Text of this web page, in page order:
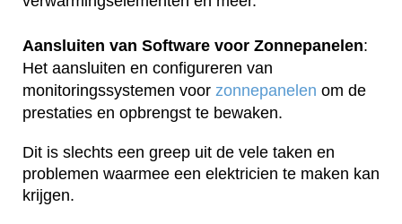
Aansluiten van Software voor Zonnepanelen:
Het aansluiten en configureren van
monitoringssystemen voor zonnepanelen om de
prestaties en opbrengst te bewaken.
Dit is slechts een greep uit de vele taken en
problemen waarmee een elektricien te maken kan
krijgen.